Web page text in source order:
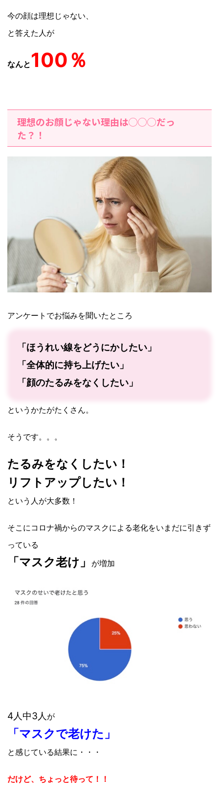
今の顔は理想じゃない、
と答えた人が
なんと 100％
理想のお顔じゃない理由は◯◯◯だっ
た？！
アンケートでお悩みを聞いたところ
「ほうれい線をどうにかしたい」
「全体的に持ち上げたい」
「顔のたるみをなくしたい」
というかたがたくさん。
そうです。。。
たるみをなくしたい！
リフトアップしたい！
という人が大多数！
そこにコロナ禍からのマスクによる老化をいまだに引きず
っている
「マスク老け」 が増加
4人中3人 が
「マスクで老けた」
と感じている結果に・・・
だけど、ちょっと待って！！